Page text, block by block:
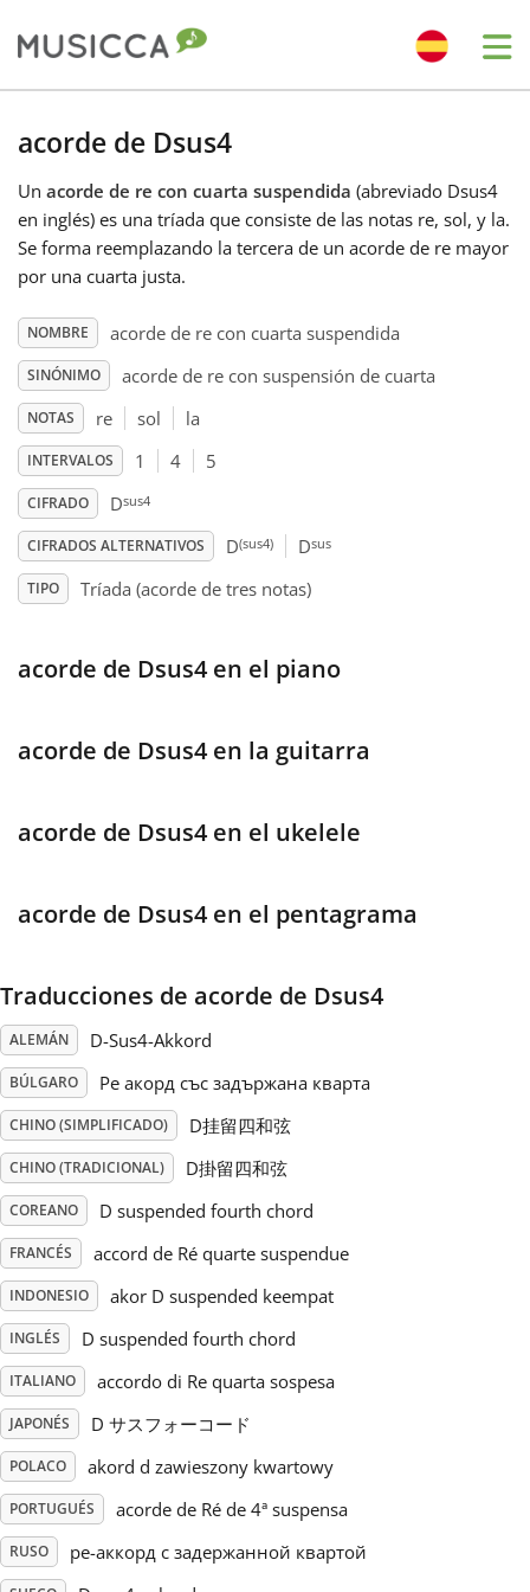
Български
Dansk
Deutsch
English
Español
Português
Русский
Svenska
Tiếng Việt
Türkçe
繁體中文
acorde de Dsus4
Un acorde de re con cuarta suspendida (abreviado Dsus4
en inglés) es una tríada que consiste de las notas re, sol, y la.
Se forma reemplazando la tercera de un acorde de re mayor
por una cuarta justa.
NOMBRE acorde de re con cuarta suspendida
SINÓNIMO acorde de re con suspensión de cuarta
NOTAS re sol la
INTERVALOS 1 4 5
CIFRADO Dsus4
CIFRADOS ALTERNATIVOS D(sus4) Dsus
TIPO Tríada (acorde de tres notas)
acorde de Dsus4 en el piano
acorde de Dsus4 en la guitarra
acorde de Dsus4 en el ukelele
acorde de Dsus4 en el pentagrama
Traducciones de acorde de Dsus4
ALEMÁN D-Sus4-Akkord
BÚLGARO Ре акорд със задържана кварта
CHINO (SIMPLIFICADO) D挂留四和弦
CHINO (TRADICIONAL) D掛留四和弦
COREANO D suspended fourth chord
FRANCÉS accord de Ré quarte suspendue
INDONESIO akor D suspended keempat
INGLÉS D suspended fourth chord
ITALIANO accordo di Re quarta sospesa
JAPONÉS D サスフォーコード
POLACO akord d zawieszony kwartowy
PORTUGUÉS acorde de Ré de 4ª suspensa
RUSO ре-аккорд с задержанной квартой